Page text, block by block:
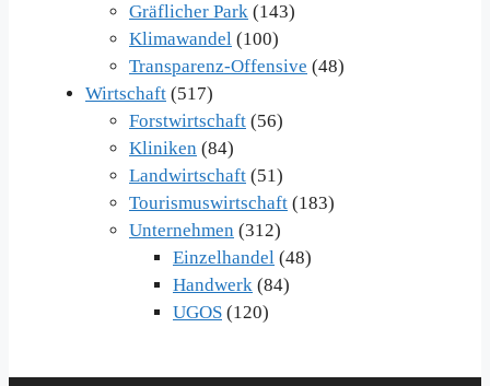
Gräflicher Park (143)
Klimawandel (100)
Transparenz-Offensive (48)
Wirtschaft (517)
Forstwirtschaft (56)
Kliniken (84)
Landwirtschaft (51)
Tourismuswirtschaft (183)
Unternehmen (312)
Einzelhandel (48)
Handwerk (84)
UGOS (120)